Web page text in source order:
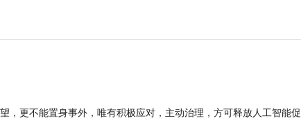
，更不能置身事外，唯有积极应对，主动治理，方可释放人工智能